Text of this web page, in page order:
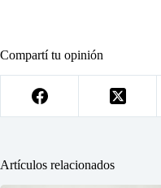
Compartí tu opinión
Artículos relacionados